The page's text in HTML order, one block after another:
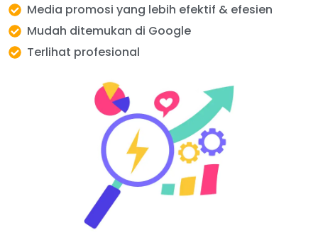
Media promosi yang lebih efektif & efesien
Mudah ditemukan di Google
Terlihat profesional